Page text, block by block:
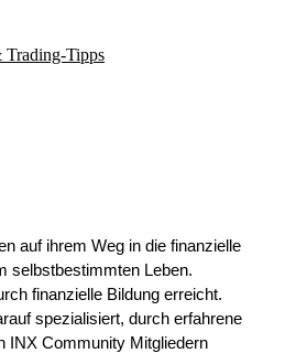
Tipps
auf ihrem Weg in die finanzielle
selbstbestimmten Leben.
finanzielle Bildung erreicht.
spezialisiert, durch erfahrene
INX Community Mitgliedern